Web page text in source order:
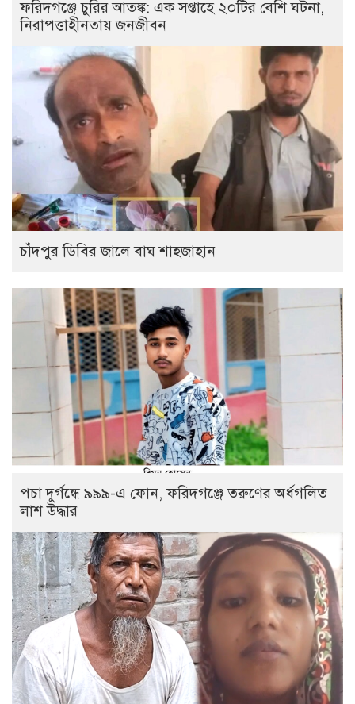
ফরিদগঞ্জে চুরির আতঙ্ক: এক সপ্তাহে ২০টির বেশি ঘটনা,
নিরাপত্তাহীনতায় জনজীবন
চাঁদপুর ডিবির জালে বাঘ শাহজাহান
পচা দুর্গন্ধে ৯৯৯-এ ফোন, ফরিদগঞ্জে তরুণের অর্ধগলিত
লাশ উদ্ধার